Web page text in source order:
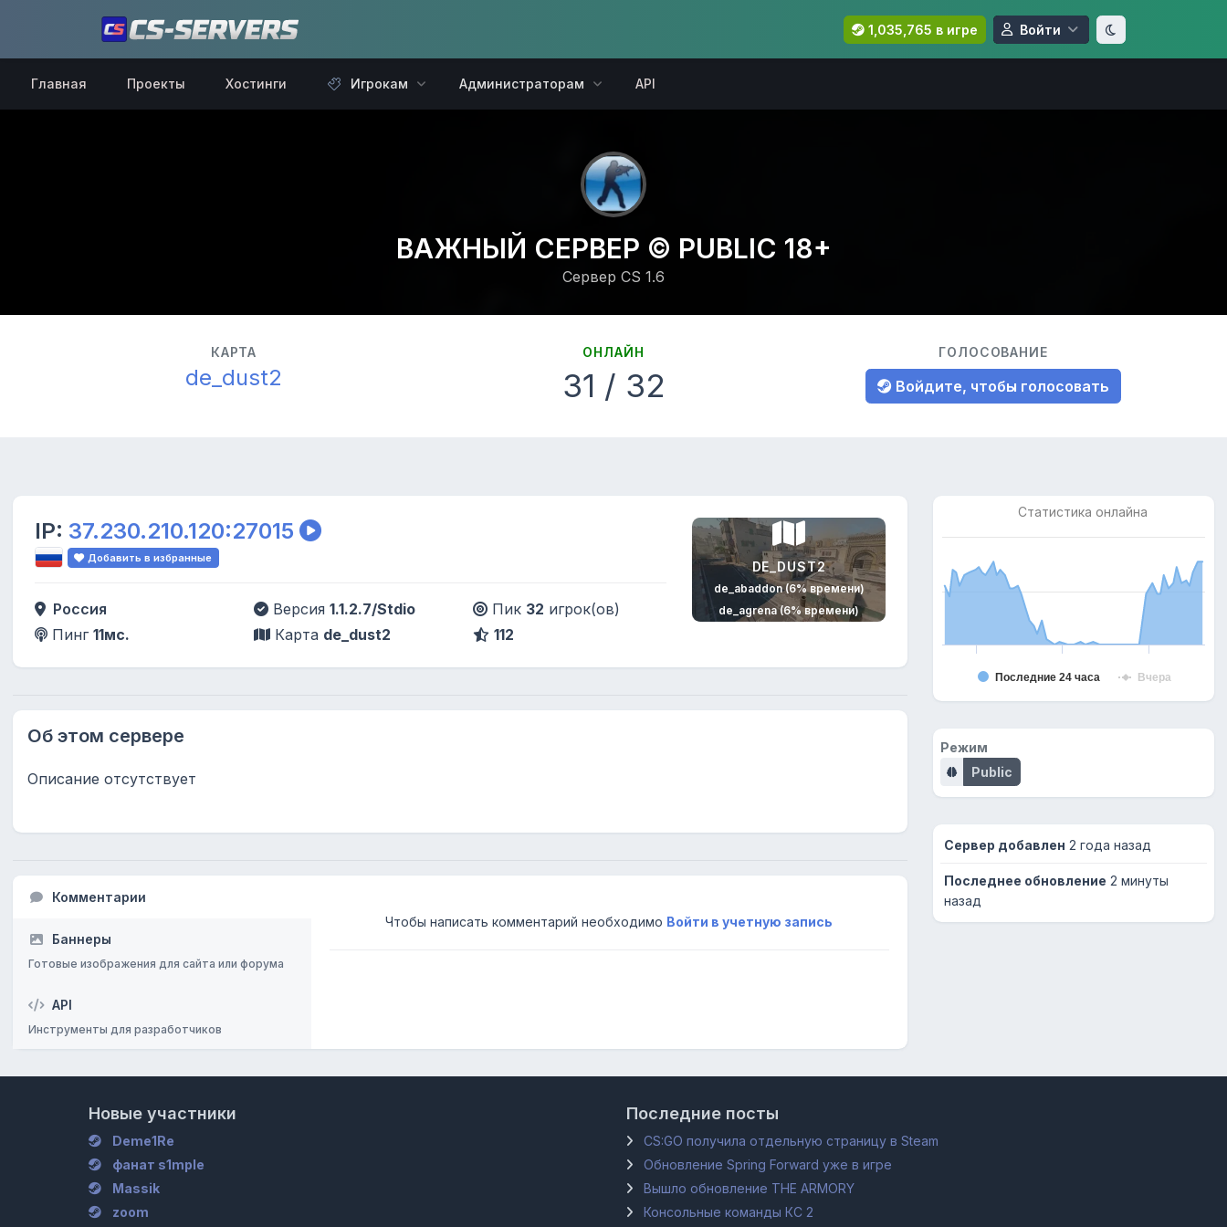
1,035,765 в игре Войти
Главная Проекты Хостинги Игрокам Администраторам API
ВАЖНЫЙ СЕРВЕР © PUBLIC 18+
Сервер CS 1.6
КАРТА
de_dust2
ОНЛАЙН
31 / 32
ГОЛОСОВАНИЕ
Войдите, чтобы голосовать
IP: 37.230.210.120:27015
Добавить в избранные
Россия
Пинг 11мс.
Версия 1.1.2.7/Stdio
Карта de_dust2
Пик 32 игрок(ов)
112
DE_DUST2
de_abaddon (6% времени)
de_agrena (6% времени)
Об этом сервере
Описание отсутствует
Комментарии
Баннеры
Готовые изображения для сайта или форума
API
Инструменты для разработчиков
Чтобы написать комментарий необходимо Войти в учетную запись
Последние 24 часа Вчера
Статистика онлайна
Режим
Public
Сервер добавлен 2 года назад
Последнее обновление 2 минуты
назад
Новые участники
Deme1Re
фанат s1mple
Massik
zoom
Последние посты
CS:GO получила отдельную страницу в Steam
Обновление Spring Forward уже в игре
Вышло обновление THE ARMORY
Консольные команды КС 2